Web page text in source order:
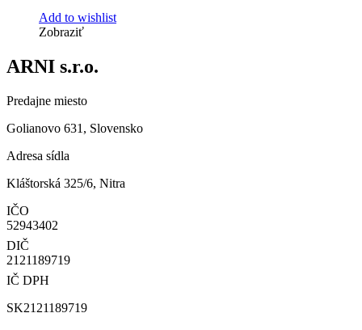
Add to wishlist
Zobraziť
ARNI s.r.o.
Predajne miesto
Golianovo 631, Slovensko
Adresa sídla
Kláštorská 325/6, Nitra
IČO
52943402
DIČ
2121189719
IČ DPH
SK2121189719